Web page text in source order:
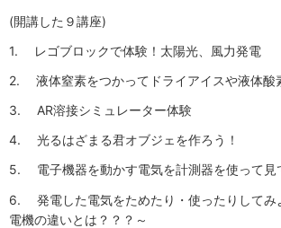
(開講した９講座)
1. レゴブロックで体験！太陽光、風力発電
2. 液体窒素をつかってドライアイスや液体酸
3. AR溶接シミュレーター体験
4. 光るはざまる君オブジェを作ろう！
5. 電子機器を動かす電気を計測器を使って見
6. 発電した電気をためたり・使ったりしてみ
電機の違いとは？？？～